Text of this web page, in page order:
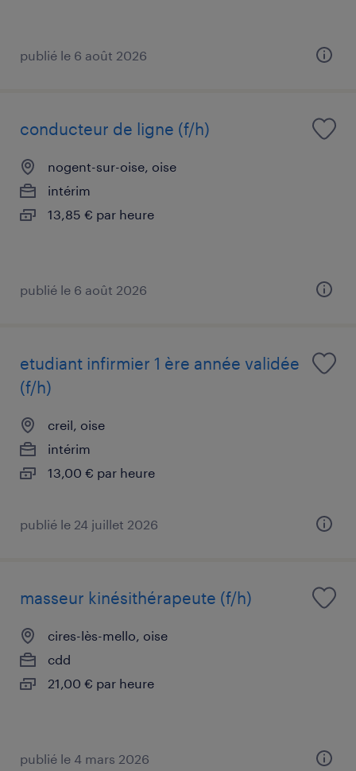
publié le 6 août 2026
conducteur de ligne (f/h)
nogent-sur-oise, oise
intérim
13,85 € par heure
publié le 6 août 2026
etudiant infirmier 1 ère année validée
(f/h)
creil, oise
intérim
13,00 € par heure
publié le 24 juillet 2026
masseur kinésithérapeute (f/h)
cires-lès-mello, oise
cdd
21,00 € par heure
publié le 4 mars 2026